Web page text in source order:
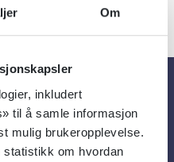
Om
inkludert
til å samle informasjon
mulig brukeropplevelse.
om hvordan